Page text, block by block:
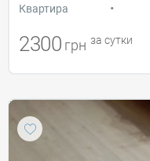
Квартира •
2300 грн за сутки